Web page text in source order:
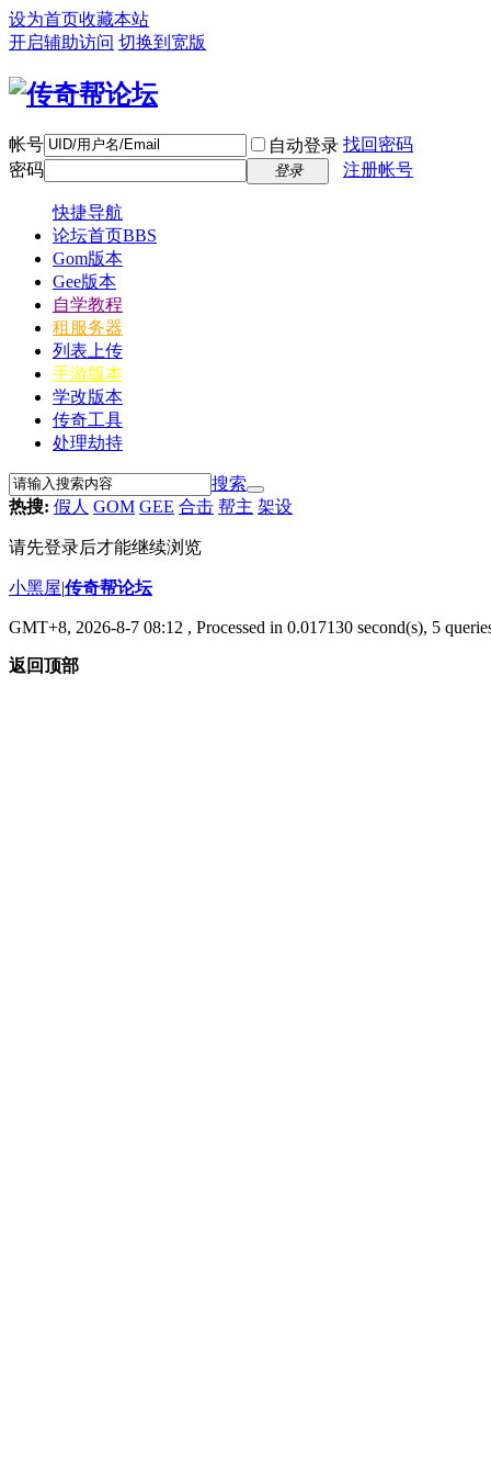
设为首页收藏本站
开启辅助访问 切换到宽版
帐号 自动登录 找回密码
密码
登录 注册帐号
快捷导航
论坛首页BBS
Gom版本
Gee版本
自学教程
租服务器
列表上传
手游版本
学改版本
传奇工具
处理劫持
搜索
热搜: 假人 GOM GEE 合击 帮主 架设
请先登录后才能继续浏览
小黑屋|传奇帮论坛
GMT+8, 2026-8-7 08:12 , Processed in 0.017130 second(s), 5
返回顶部